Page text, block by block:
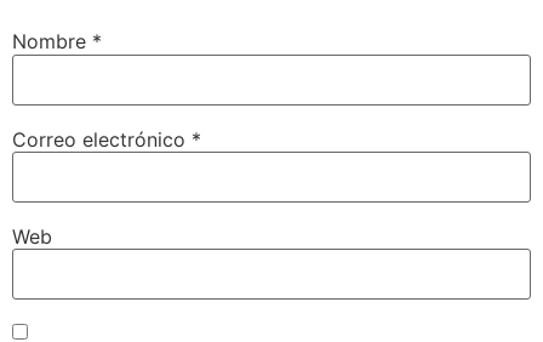
Nombre *
Correo electrónico *
Web